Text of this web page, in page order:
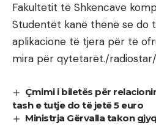
Fakultetit të Shkencave
Studentët kanë thënë se do
aplikacione të tjera për të
mira për qytetarët./radiostar/
Çmimi i biletës për
tash e tutje do të jetë 5 euro
Ministrja Gërvalla takon